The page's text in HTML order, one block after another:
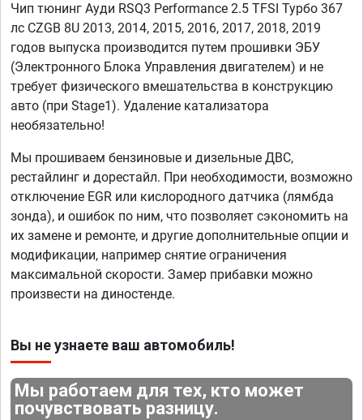
Чип тюнинг Ауди RSQ3 Performance 2.5 TFSI Турбо 367
лс CZGB 8U 2013, 2014, 2015, 2016, 2017, 2018, 2019
годов выпуска производится путем прошивки ЭБУ
(Электронного Блока Управления двигателем) и не
требует физического вмешательства в конструкцию
авто (при Stage1). Удаление катализатора
необязательно!
Мы прошиваем бензиновые и дизельные ДВС,
рестайлинг и дорестайл. При необходимости, возможно
отключение EGR или кислородного датчика (лямбда
зонда), и ошибок по ним, что позволяет сэкономить на
их замене и ремонте, и другие дополнительные опции и
модификации, например снятие ограничения
максимальной скорости. Замер прибавки можно
произвести на диностенде.
Вы не узнаете ваш автомобиль!
Мы работаем для тех, кто может
почувствовать разницу.